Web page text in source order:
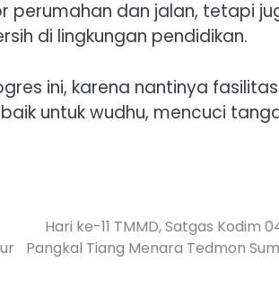
perumahan dan jalan, tetapi
di lingkungan pendidikan.
ini, karena nantinya
untuk wudhu, mencuci
Hari ke-11 TMMD, Satgas Kodim
Pangkal Tiang Menara Tedmon